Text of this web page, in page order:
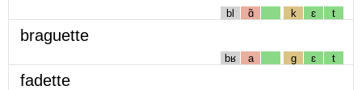
bl ɑ̃ k ɛ t
braguette
bʁ a g ɛ t
fadette